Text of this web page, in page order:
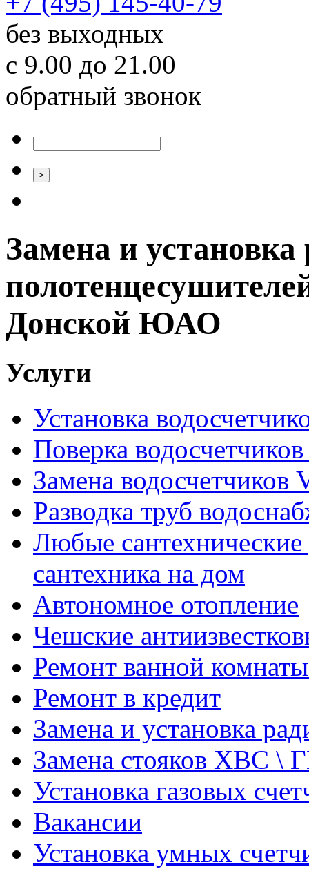
без выходных
с 9.00 до 21.00
обратный звонок
Замена и установка
Донской ЮАО
Услуги
Установка
Поверка водосчетчиков
Замена
Разводка труб
Любые
сантехника на дом
Автономное отопление
Чешские
Ремонт ванной
Ремонт в кредит
Замена и установка
Замена стояков ХВС \
Установка газовых
Вакансии
Установка умных